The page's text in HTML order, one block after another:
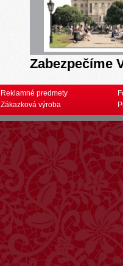
Zabezpečíme
Reklamné predmety
Zákazková výroba